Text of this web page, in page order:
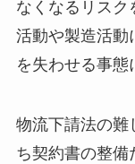
なくなるリスク
活動や製造活動
を失わせる事態
物流下請法の難
ち契約書の整備